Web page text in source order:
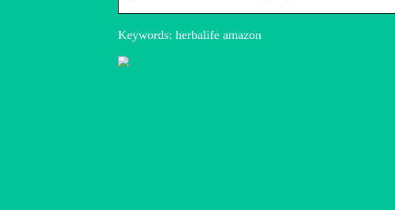
Keywords: herbalife amazon